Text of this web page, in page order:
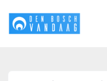
denboschvandaag.nl